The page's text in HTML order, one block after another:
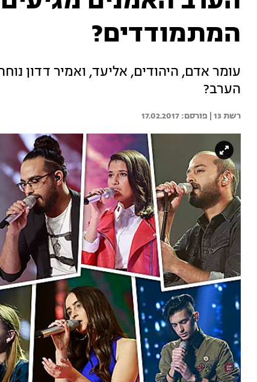
המתמודדים?
עומר אדם, היהודים, אליעד, ואמיר דדון
הערב?
רשת 13 | 17.02.2017